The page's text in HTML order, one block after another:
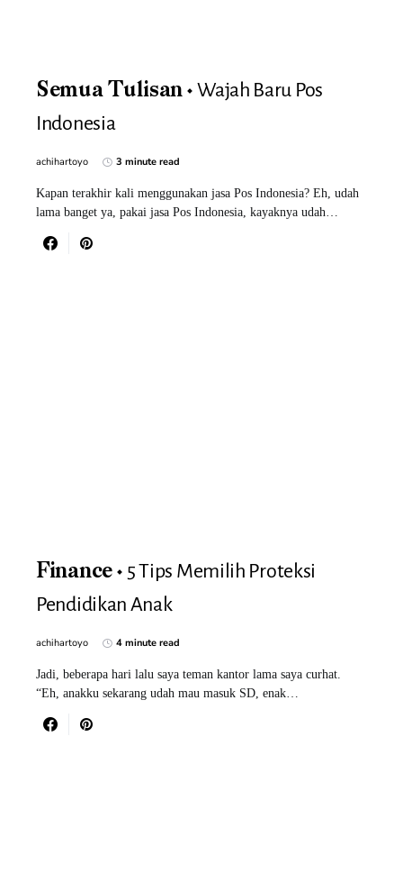
Semua Tulisan
Wajah Baru Pos
Indonesia
achihartoyo 3 minute read
Kapan terakhir kali menggunakan jasa Pos Indonesia? Eh, udah
lama banget ya, pakai jasa Pos Indonesia, kayaknya udah…
Finance
5 Tips Memilih Proteksi
Pendidikan Anak
achihartoyo 4 minute read
Jadi, beberapa hari lalu saya teman kantor lama saya curhat.
“Eh, anakku sekarang udah mau masuk SD, enak…